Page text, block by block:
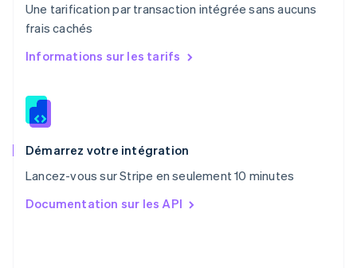
Une tarification par transaction intégrée sans aucuns
frais cachés
Informations sur les tarifs
Démarrez votre intégration
Lancez-vous sur Stripe en seulement 10 minutes
Documentation sur les API
PortuguêsEnglish
RAS de Hong Kong, Chine
English
Roumanie
Royaume-Uni
English
English简体中文
English